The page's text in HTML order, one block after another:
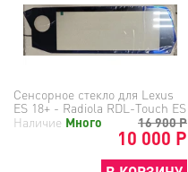
Сенсорное стекло для Lexus
ES 18+ - Radiola RDL-Touch ES
16 900Р
10 000 Р
Наличие Много